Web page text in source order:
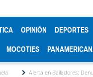
OPINIÓN DEPORTES
MOCOTIES
Denuncian